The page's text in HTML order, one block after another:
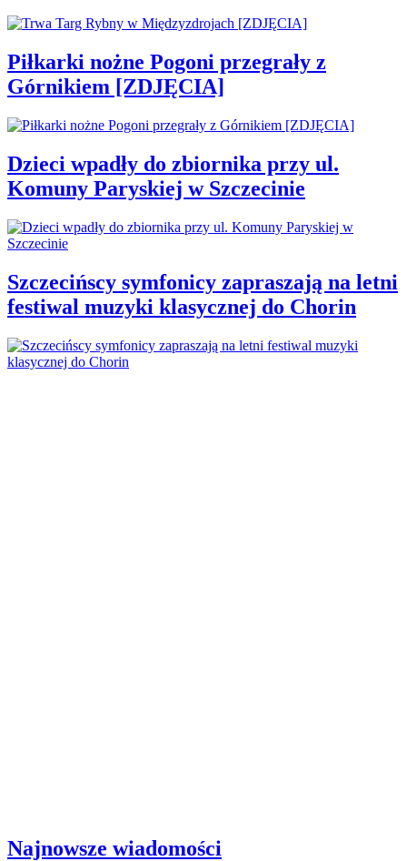
Piłkarki nożne Pogoni przegrały z
Górnikiem [ZDJĘCIA]
Dzieci wpadły do zbiornika przy ul.
Komuny Paryskiej w Szczecinie
Szczecińscy symfonicy zapraszają na letni
festiwal muzyki klasycznej do Chorin
Najnowsze wiadomości